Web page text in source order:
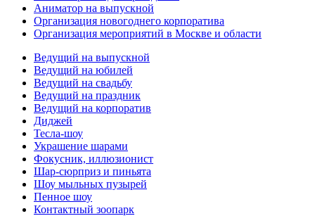
Аниматор на выпускной
Организация новогоднего корпоратива
Организация мероприятий в Москве и области
Ведущий на выпускной
Ведущий на юбилей
Ведущий на свадьбу
Ведущий на праздник
Ведущий на корпоратив
Диджей
Тесла-шоу
Украшение шарами
Фокусник, иллюзионист
Шар-сюрприз и пиньята
Шоу мыльных пузырей
Пенное шоу
Контактный зоопарк